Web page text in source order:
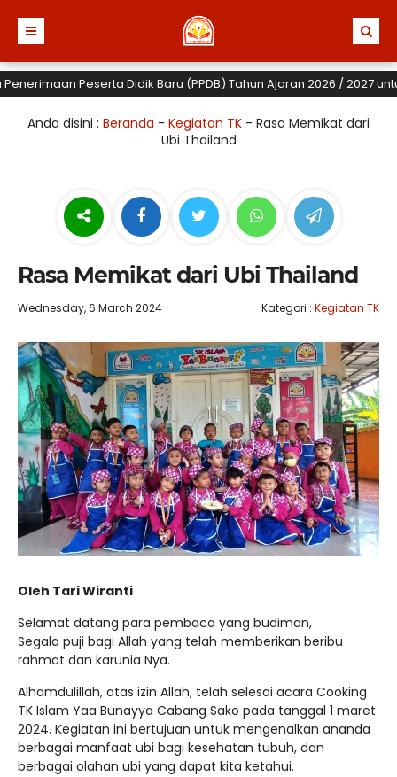
Peserta Didik Baru (PPDB) Tahun Ajaran 2026 / 2027 untuk
Anda disini : Beranda - Kegiatan TK - Rasa Memikat dari
Ubi Thailand
Rasa Memikat dari Ubi Thailand
Wednesday, 6 March 2024 Kategori : Kegiatan TK
Oleh Tari Wiranti
Selamat datang para pembaca yang budiman,
Segala puji bagi Allah yang telah memberikan beribu
rahmat dan karunia Nya.
Alhamdulillah, atas izin Allah, telah selesai acara Cooking
TK Islam Yaa Bunayya Cabang Sako pada tanggal 1 maret
2024. Kegiatan ini bertujuan untuk mengenalkan ananda
berbagai manfaat ubi bagi kesehatan tubuh, dan
berbagai olahan ubi yang dapat kita ketahui.